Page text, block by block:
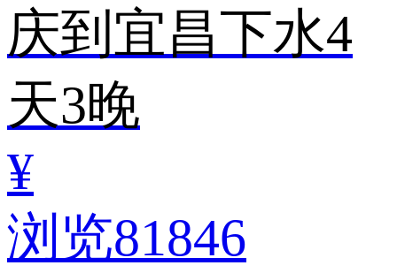
庆到宜昌下水4
天3晚
¥
浏览81846